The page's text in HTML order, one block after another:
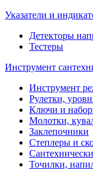
Указатели и
Детекторы
Тестеры
Инструмент
Инструмент
Рулетки,
Ключи и
Молотки,
Заклепочники
Степлеры и
Точилки,